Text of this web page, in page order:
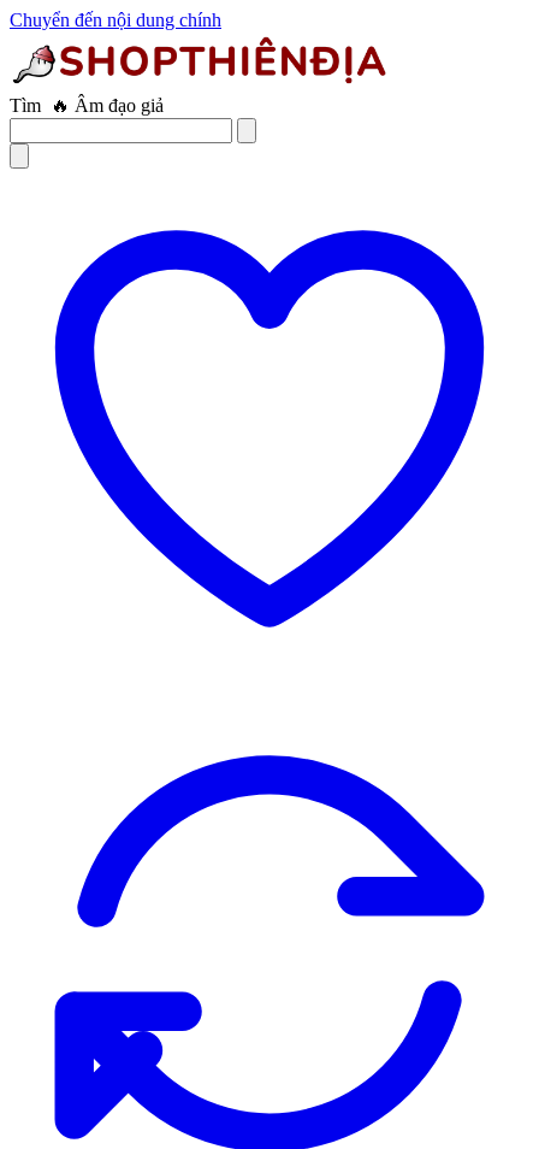
Chuyển đến nội dung chính
Tìm 🔥 Âm đạo giả